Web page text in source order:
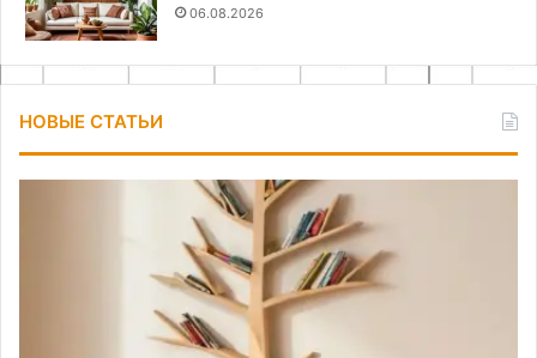
06.08.2026
НОВЫЕ СТАТЬИ